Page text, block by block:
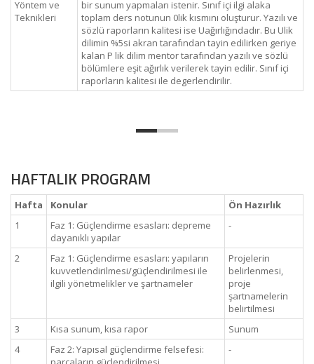
Yöntem ve
Teknikleri
bir sunum yapmaları istenir. Sınıf içi ilgi alaka
toplam ders notunun 0lik kısmını oluşturur. Yazılı ve
sözlü raporların kalitesi ise Uağırlığındadır. Bu Ulik
dilimin %5si akran tarafından tayin edilirken geriye
kalan P lik dilim mentor tarafından yazılı ve sözlü
bölümlere eşit ağırlık verilerek tayin edilir. Sınıf içi
raporların kalitesi ile degerlendirilir.
HAFTALIK PROGRAM
Hafta Konular
Ön Hazırlık
1
Faz 1: Güçlendirme esasları: depreme
dayanıklı yapılar
-
2
Faz 1: Güçlendirme esasları: yapıların
kuvvetlendirilmesi/güçlendirilmesi ile
ilgili yönetmelikler ve şartnameler
Projelerin
belirlenmesi,
proje
şartnamelerin
belirtilmesi
3
Kısa sunum, kısa rapor
Sunum
4
Faz 2: Yapısal güçlendirme felsefesi:
-